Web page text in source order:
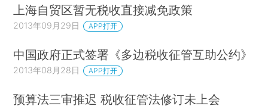
上海自贸区暂无税收直接减免政策
2013年09月29日 APP打开
中国政府正式签署《多边税收征管互助公约》
2013年08月28日 APP打开
预算法三审推迟 税收征管法修订未上会